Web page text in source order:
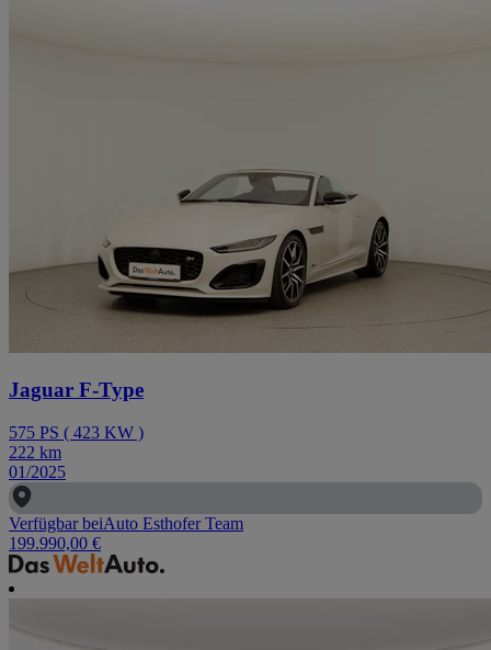
Jaguar F-Type
575 PS ( 423 KW )
222 km
01/2025
Verfügbar beiAuto Esthofer Team
199.990,00 €